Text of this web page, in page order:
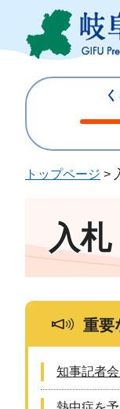
ジ
ュ
じ
トップページ >
入
重要
知事記者